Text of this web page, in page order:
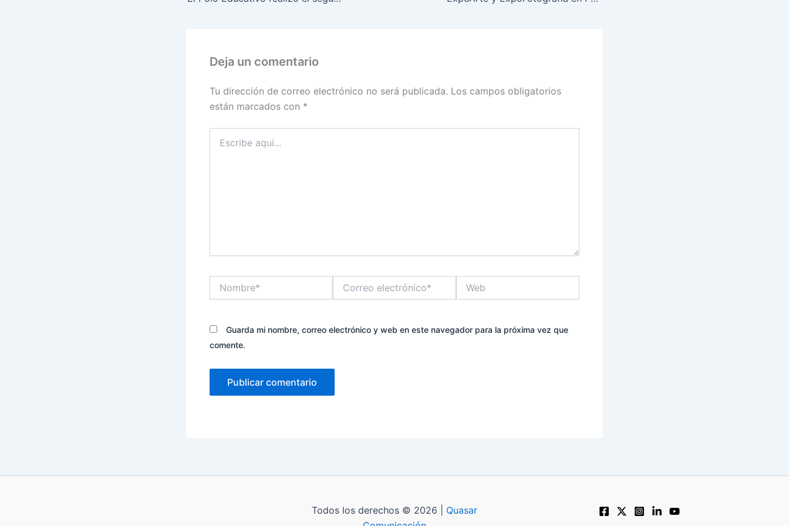
Deja un comentario
Tu dirección de correo electrónico no será publicada. Los campos obligatorios
están marcados con *
aquí...
electrónico*
Guarda mi nombre, correo electrónico y web en este navegador para la próxima vez que
comente.
Todos los derechos © 2026 | Quasar